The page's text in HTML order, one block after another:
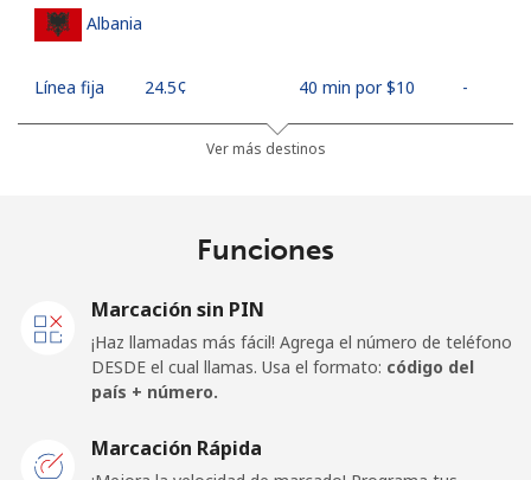
Albania
Línea fija ⁦24.5¢⁩ 40 min por ⁦$10⁩ -
18 min por ⁦$10⁩
Celular
American Samoa
Línea fija ⁦17.9¢⁩
Ver más destinos
Funciones
Marcación sin PIN
¡Haz llamadas más fácil! Agrega el número de teléfono
DESDE el cual llamas. Usa el formato: código del
país + número.
Marcación Rápida